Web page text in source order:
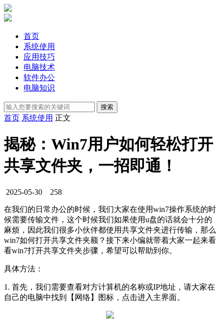
首页
系统使用
应用技巧
电脑技术
软件办公
电脑知识
首页 系统使用 正文
揭秘：Win7用户如何轻松打开
共享文件夹，一招即通！
2025-05-30 258
在我们的日常办公的时候，我们大家在使用win7操作系统的时
候需要传输文件，这个时候我们如果使用u盘的话就会十分的
麻烦，因此我们很多小伙伴都使用共享文件夹进行传输，那么
win7如何打开共享文件夹额？接下来小编就带着大家一起来看
看win7打开共享文件夹步骤，希望可以帮助到你。
具体方法：
1. 首先，我们需要查看对方计算机的名称或IP地址，请大家在
自己的电脑中找到【网络】图标，点击进入主界面。